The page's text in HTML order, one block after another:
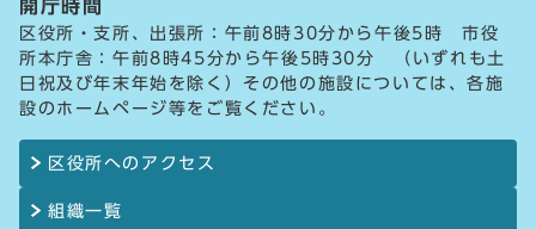
開庁時間
区役所・支所、出張所：午前8時30分から午後5時 市役
所本庁舎：午前8時45分から午後5時30分 （いずれも土
日祝及び年末年始を除く）その他の施設については、各施
設のホームページ等をご覧ください。
区役所へのアクセス
組織一覧